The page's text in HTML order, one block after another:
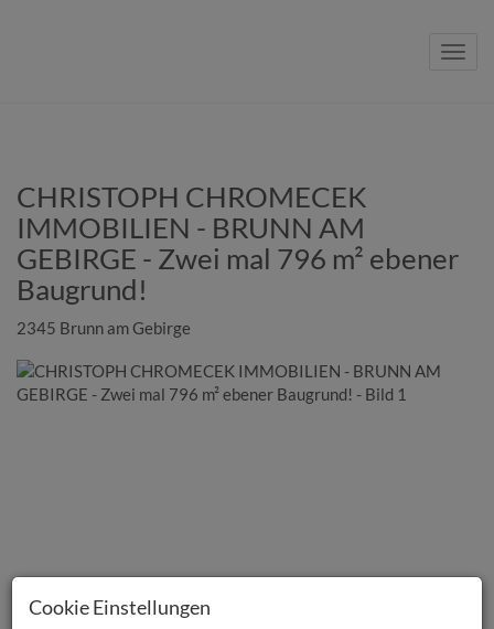
CHRISTOPH CHROMECEK
IMMOBILIEN - BRUNN AM
GEBIRGE - Zwei mal 796 m² ebener
Baugrund!
2345 Brunn am Gebirge
Cookie Einstellungen